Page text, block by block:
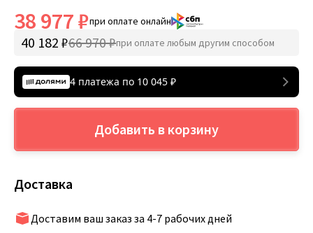
38 977 ₽при оплате онлайн
40 182 ₽66 970 ₽при оплате любым другим способом
4 платежа по 10 045 ₽
Добавить в корзину
Доставка
Доставим ваш заказ за 4-7 рабочих дней